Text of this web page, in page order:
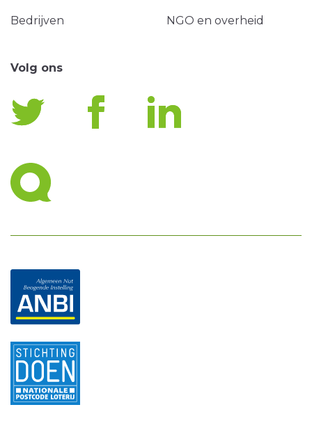
Bedrijven NGO en overheid
Volg ons